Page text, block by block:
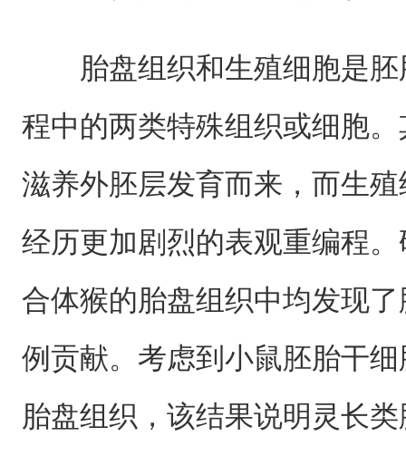
胎盘组织和生殖细胞是
程中的两类特殊组织或细胞
滋养外胚层发育而来，而生
经历更加剧烈的表观重编程
合体猴的胎盘组织中均发现
例贡献。考虑到小鼠胚胎干
胎盘组织，该结果说明灵长